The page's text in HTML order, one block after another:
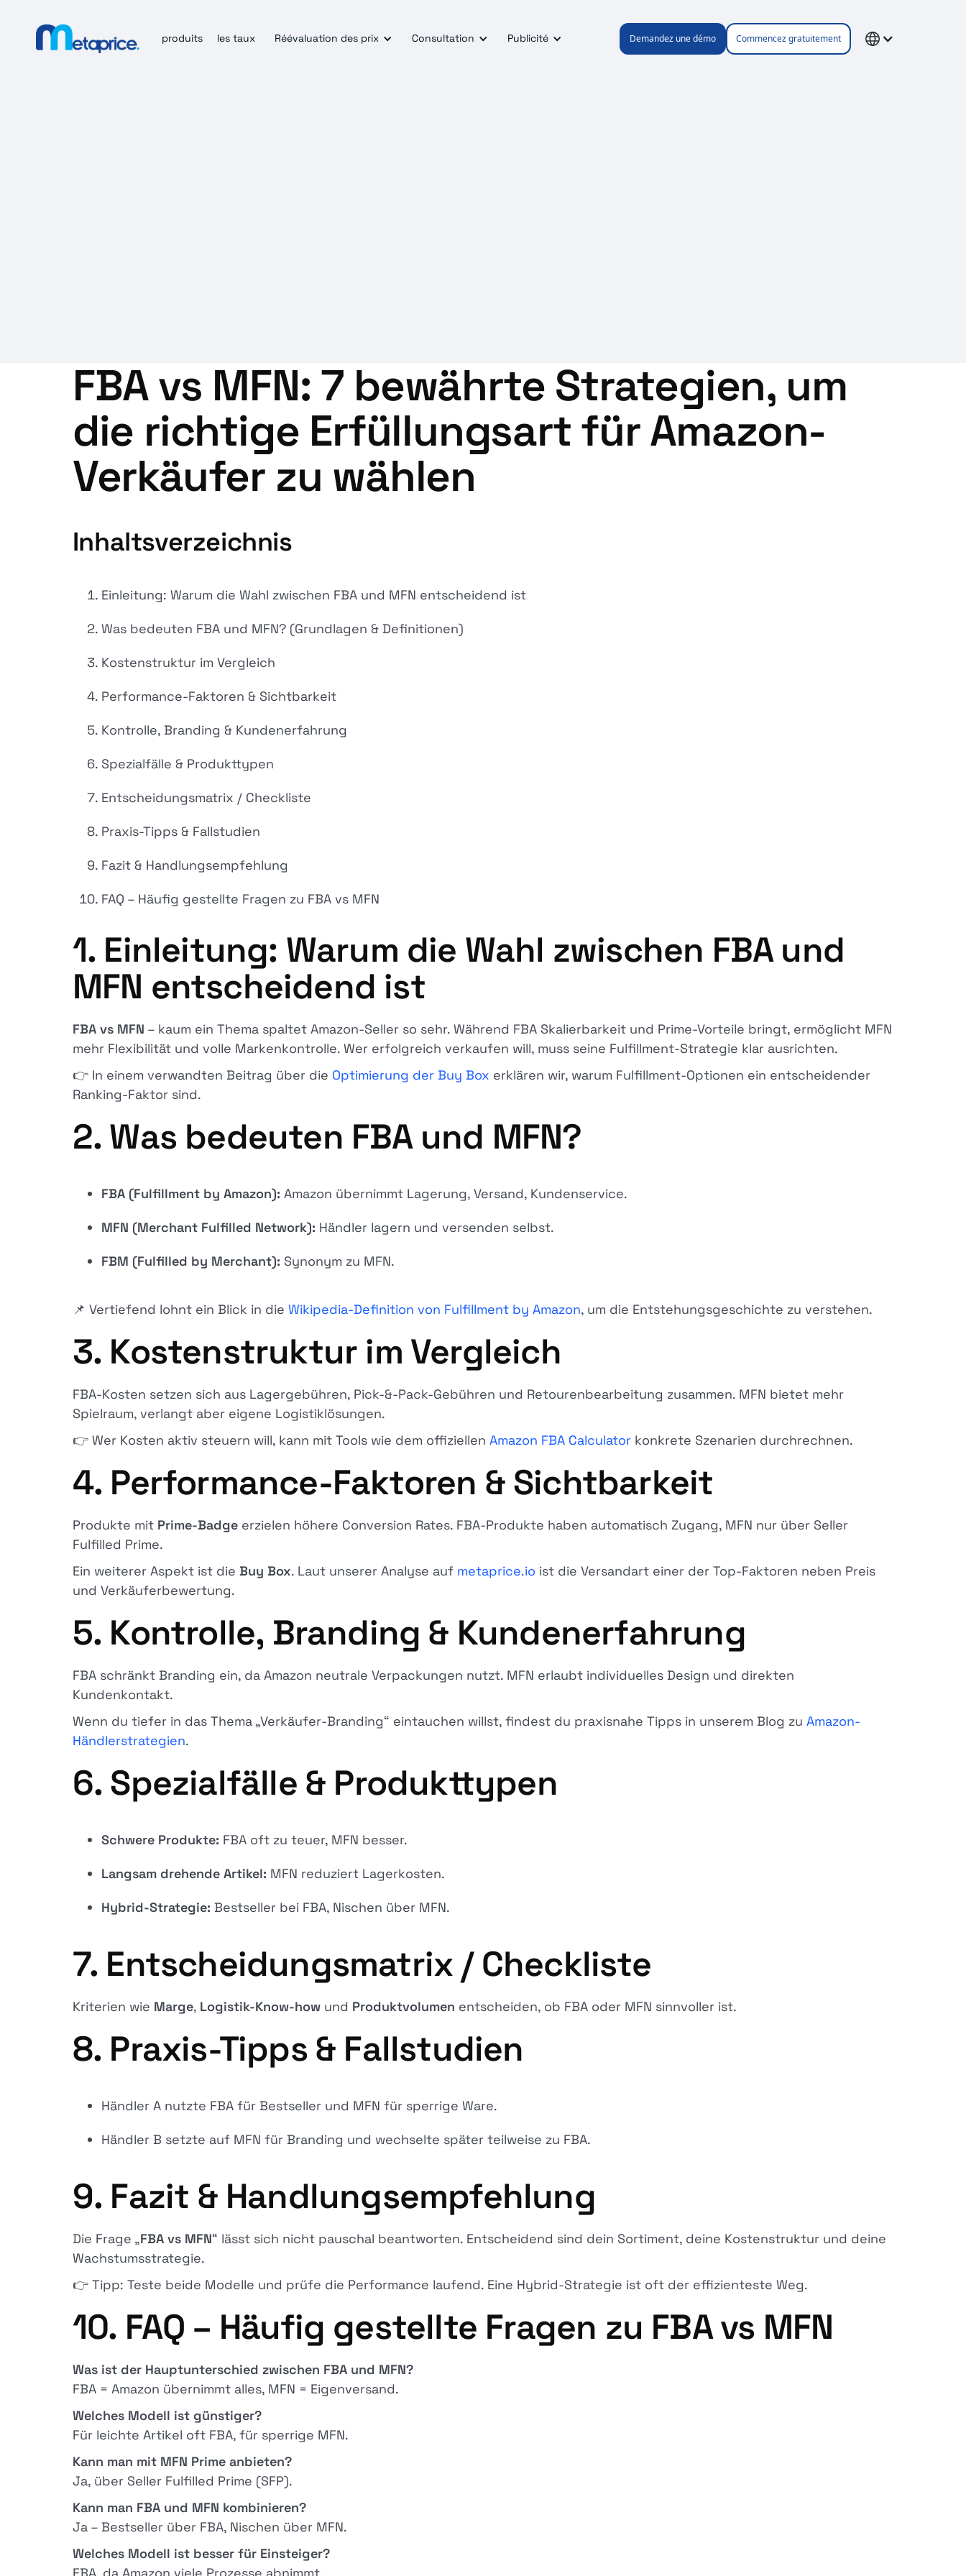
produits les taux Réévaluation des prix Consultation Publicité Demandez une démo Commencez gratuitement
FBA vs MFN: 7 bewährte Strategien, um
die richtige Erfüllungsart für Amazon-
Verkäufer zu wählen
Inhaltsverzeichnis
Einleitung: Warum die Wahl zwischen FBA und MFN entscheidend ist
Was bedeuten FBA und MFN? (Grundlagen & Definitionen)
Kostenstruktur im Vergleich
Performance-Faktoren & Sichtbarkeit
Kontrolle, Branding & Kundenerfahrung
Spezialfälle & Produkttypen
Entscheidungsmatrix / Checkliste
Praxis-Tipps & Fallstudien
Fazit & Handlungsempfehlung
FAQ – Häufig gestellte Fragen zu FBA vs MFN
1. Einleitung: Warum die Wahl zwischen FBA und
MFN entscheidend ist
FBA vs MFN – kaum ein Thema spaltet Amazon-Seller so sehr. Während FBA Skalierbarkeit und Prime-Vorteile bringt, ermöglicht MFN
mehr Flexibilität und volle Marken­kontrolle. Wer erfolgreich verkaufen will, muss seine Fulfillment-Strategie klar ausrichten.
👉 In einem verwandten Beitrag über die Optimierung der Buy Box erklären wir, warum Fulfillment-Optionen ein entscheidender
Ranking-Faktor sind.
2. Was bedeuten FBA und MFN?
FBA (Fulfillment by Amazon): Amazon übernimmt Lagerung, Versand, Kundenservice.
MFN (Merchant Fulfilled Network): Händler lagern und versenden selbst.
FBM (Fulfilled by Merchant): Synonym zu MFN.
📌 Vertiefend lohnt ein Blick in die Wikipedia-Definition von Fulfillment by Amazon, um die Entstehungsgeschichte zu verstehen.
3. Kostenstruktur im Vergleich
FBA-Kosten setzen sich aus Lagergebühren, Pick-&-Pack-Gebühren und Retourenbearbeitung zusammen. MFN bietet mehr
Spielraum, verlangt aber eigene Logistiklösungen.
👉 Wer Kosten aktiv steuern will, kann mit Tools wie dem offiziellen Amazon FBA Calculatorkonkrete Szenarien durchrechnen.
4. Performance-Faktoren & Sichtbarkeit
Produkte mit Prime-Badgeerzielen höhere Conversion Rates. FBA-Produkte haben automatisch Zugang, MFN nur über Seller
Fulfilled Prime.
Ein weiterer Aspekt ist die Buy Box. Laut unserer Analyse auf metaprice.io ist die Versandart einer der Top-Faktoren neben Preis
und Verkäuferbewertung.
5. Kontrolle, Branding & Kundenerfahrung
FBA schränkt Branding ein, da Amazon neutrale Verpackungen nutzt. MFN erlaubt individuelles Design und direkten
Kundenkontakt.
Wenn du tiefer in das Thema „Verkäufer-Branding“ eintauchen willst, findest du praxisnahe Tipps in unserem Blog zu Amazon-
Händlerstrategien.
6. Spezialfälle & Produkttypen
Schwere Produkte: FBA oft zu teuer, MFN besser.
Langsam drehende Artikel: MFN reduziert Lagerkosten.
Hybrid-Strategie: Bestseller bei FBA, Nischen über MFN.
7. Entscheidungsmatrix / Checkliste
Kriterien wie Marge, Logistik-Know-howund Produktvolumen entscheiden, ob FBA oder MFN sinnvoller ist.
8. Praxis-Tipps & Fallstudien
Händler A nutzte FBA für Bestseller und MFN für sperrige Ware.
Händler B setzte auf MFN für Branding und wechselte später teilweise zu FBA.
9. Fazit & Handlungsempfehlung
Die Frage „FBA vs MFN“ lässt sich nicht pauschal beantworten. Entscheidend sind dein Sortiment, deine Kostenstruktur und deine
Wachstumsstrategie.
👉 Tipp: Teste beide Modelle und prüfe die Performance laufend. Eine Hybrid-Strategie ist oft der effizienteste Weg.
10. FAQ – Häufig gestellte Fragen zu FBA vs MFN
Was ist der Hauptunterschied zwischen FBA und MFN?
FBA = Amazon übernimmt alles, MFN = Eigenversand.
Welches Modell ist günstiger?
Für leichte Artikel oft FBA, für sperrige MFN.
Kann man mit MFN Prime anbieten?
Ja, über Seller Fulfilled Prime (SFP).
Kann man FBA und MFN kombinieren?
Ja – Bestseller über FBA, Nischen über MFN.
Welches Modell ist besser für Einsteiger?